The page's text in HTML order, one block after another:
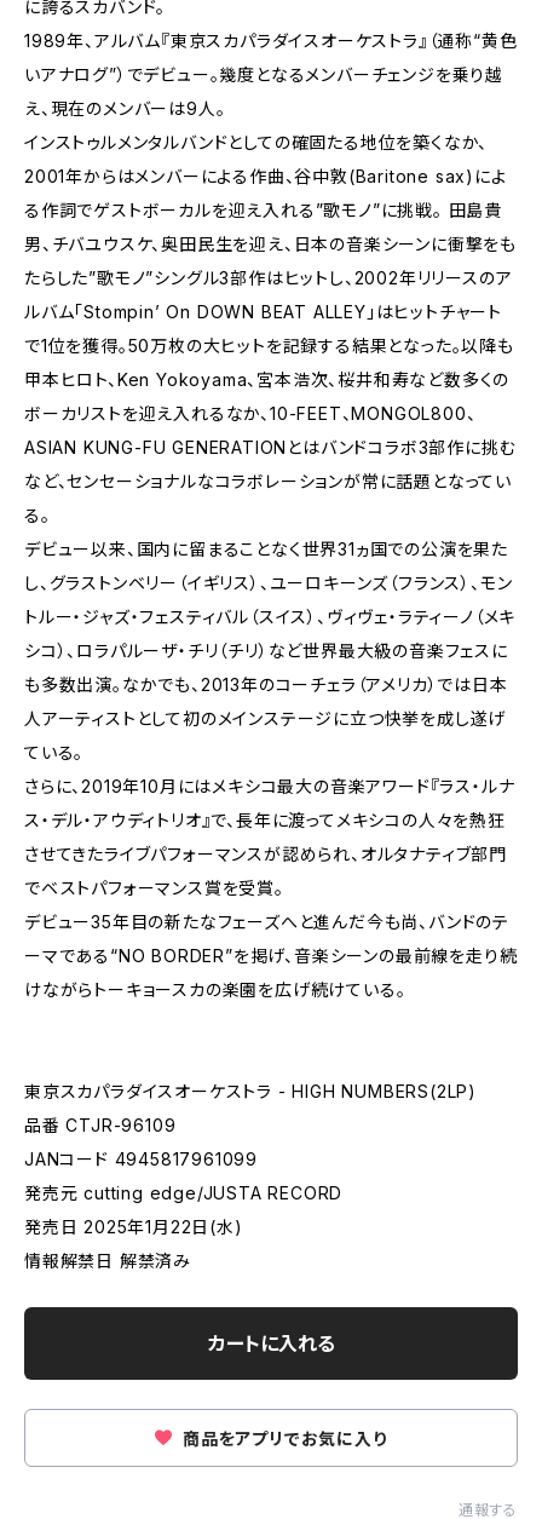
に誇るスカバンド。
1989年、アルバム『東京スカパラダイスオーケストラ』（通称“黄色
いアナログ”）でデビュー。幾度となるメンバーチェンジを乗り越
え、現在のメンバーは9人。
インストゥルメンタルバンドとしての確固たる地位を築くなか、
2001年からはメンバーによる作曲、谷中敦(Baritone sax)によ
る作詞でゲストボーカルを迎え入れる”歌モノ”に挑戦。 田島貴
男、チバユウスケ、奥田民生を迎え、日本の音楽シーンに衝撃をも
たらした”歌モノ”シングル3部作はヒットし、2002年リリースのア
ルバム「Stompin’ On DOWN BEAT ALLEY」はヒットチャート
で1位を獲得。50万枚の大ヒットを記録する結果となった。以降も
甲本ヒロト、Ken Yokoyama、宮本浩次、桜井和寿など数多くの
ボーカリストを迎え入れるなか、10-FEET、MONGOL800、
ASIAN KUNG-FU GENERATIONとはバンドコラボ3部作に挑む
など、センセーショナルなコラボレーションが常に話題となってい
る。
デビュー以来、国内に留まることなく世界31ヵ国での公演を果た
し、グラストンベリー（イギリス）、ユーロキーンズ（フランス）、モン
トルー・ジャズ・フェスティバル（スイス）、ヴィヴェ・ラティーノ（メキ
シコ）、ロラパルーザ・チリ（チリ）など世界最大級の音楽フェスに
も多数出演。なかでも、2013年のコーチェラ（アメリカ）では日本
人アーティストとして初のメインステージに立つ快挙を成し遂げ
ている。
さらに、2019年10月にはメキシコ最大の音楽アワード『ラス・ルナ
ス・デル・アウディトリオ』で、長年に渡ってメキシコの人々を熱狂
させてきたライブパフォーマンスが認められ、オルタナティブ部門
でベストパフォーマンス賞を受賞。
デビュー35年目の新たなフェーズへと進んだ今も尚、バンドのテ
ーマである“NO BORDER”を掲げ、音楽シーンの最前線を走り続
けながらトーキョースカの楽園を広げ続けている。
東京スカパラダイスオーケストラ - HIGH NUMBERS(2LP)
品番 CTJR-96109
JANコード 4945817961099
発売元 cutting edge/JUSTA RECORD
発売日 2025年1月22日(水)
情報解禁日 解禁済み
カートに入れる
商品をアプリでお気に入り
通報する